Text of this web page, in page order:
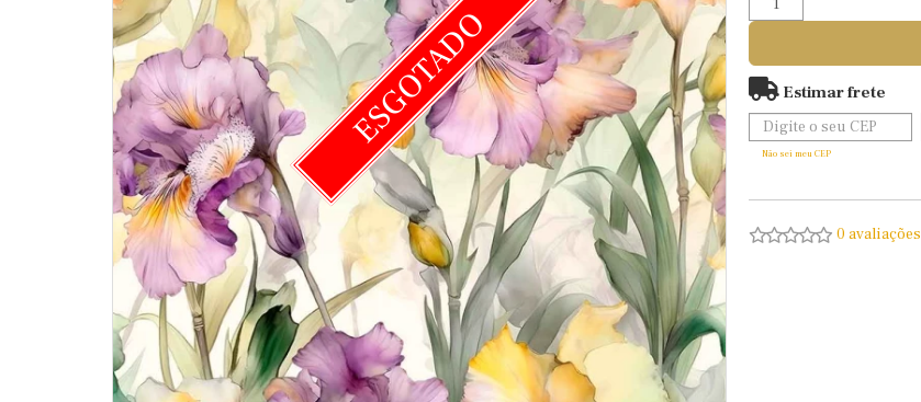
ESGOTADO Estimar frete
Não sei meu CEP
0 avaliações